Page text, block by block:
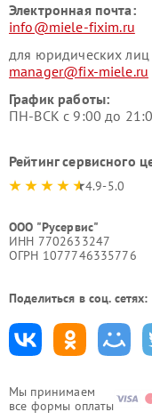
Мы принимаем
все формы оплаты
Электронная почта:
info@miele-fixim.ru
для юридических лиц
manager@fix-miele.ru
График работы:
ПН-ВСК с 9:00 до
Рейтинг сервисного
4.9-5.0
ООО "Русервис"
ИНН 7702633247
ОГРН 1077746335776
Поделиться в соц. сетях: